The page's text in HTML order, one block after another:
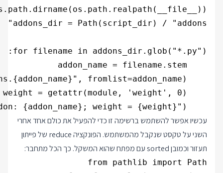
עכשיו אפשר להשתמש ברשימה זו כדי להפעיל את כולם אחד אחרי
השני על טקסט שנקבל מהמשתמש. הפונקציה reduce של פייתון
תעזור וכמובן sorted עם מפתח שהוא המשקל. כך הכל מתחבר: